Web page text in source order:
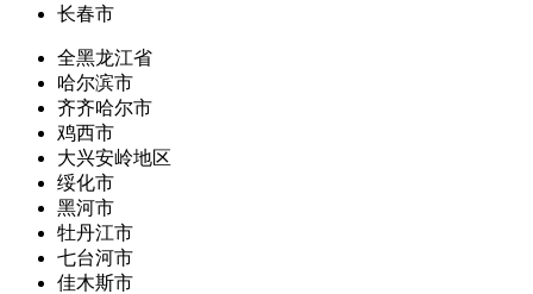
长春市
全黑龙江省
哈尔滨市
齐齐哈尔市
鸡西市
大兴安岭地区
绥化市
黑河市
牡丹江市
七台河市
佳木斯市